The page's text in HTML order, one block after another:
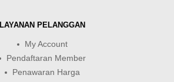
LAYANAN PELANGGAN
My Account
Pendaftaran Member
Penawaran Harga